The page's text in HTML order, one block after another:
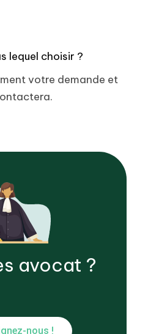
lequel choisir ?
votre demande et
avocat ?
nous !